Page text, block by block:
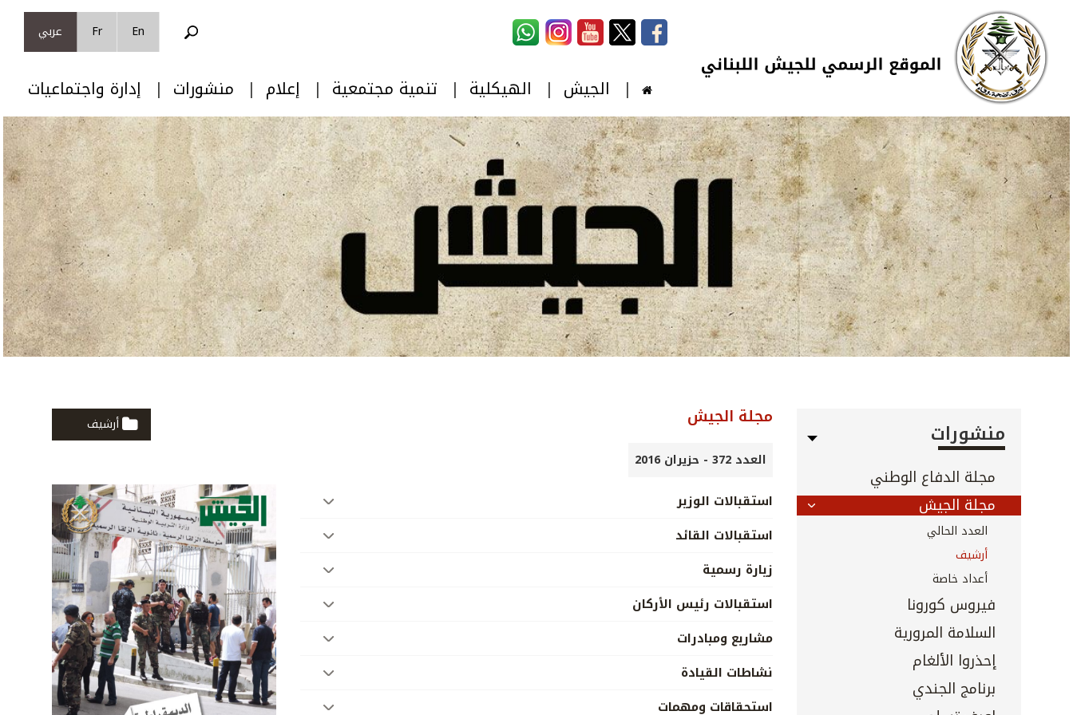
تجاوز إلى المحتوى الرئيسي
Skip to navigation
En
Fr عربي
الجيش الهيكلية تنمية مجتمعية إعلام منشورات إدارة واجتماعيات
منشورات
مجلة الدفاع الوطني
مجلة الجيش
العدد الحالي
أرشيف
أعداد خاصة
فيروس كورونا
السلامة المرورية
إحذروا الألغام
برنامج الجندي
مجلة الجيش
أرشيف
العدد 372 - حزيران 2016
استقبالات الوزير
استقبالات القائد
زيارة رسمية
استقبالات رئيس الأركان
مشاريع ومبادرات
نشاطات القيادة
استحقاقات ومهمات